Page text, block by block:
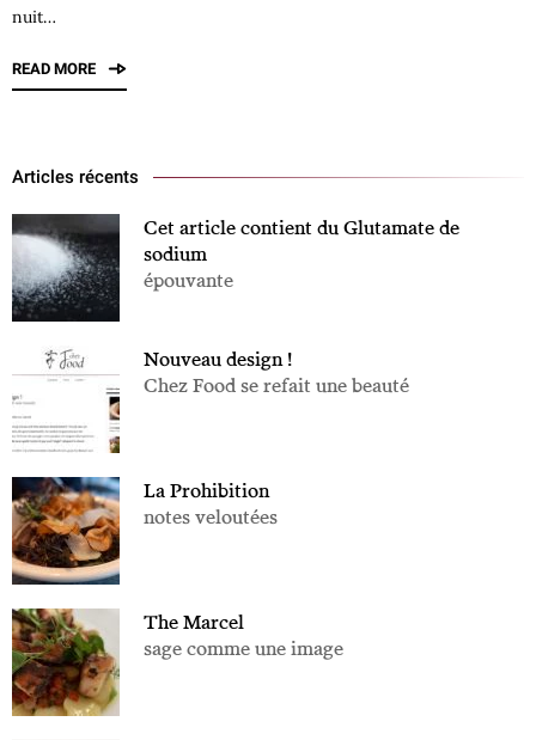
nuit…
READ MORE
Articles récents
Cet article contient du Glutamate de
sodium
épouvante
Nouveau design !
Chez Food se refait une beauté
La Prohibition
notes veloutées
The Marcel
sage comme une image